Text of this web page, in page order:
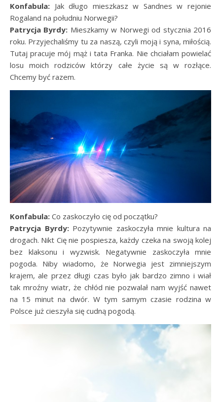
Konfabula: Jak długo mieszkasz w Sandnes w rejonie
Rogaland na południu Norwegii?
Patrycja Byrdy: Mieszkamy w Norwegi od stycznia 2016
roku. Przyjechaliśmy tu za naszą, czyli moją i syna, miłością.
Tutaj pracuje mój mąż i tata Franka. Nie chciałam powielać
losu moich rodziców którzy całe życie są w rozłące.
Chcemy być razem.
Konfabula: Co zaskoczyło cię od początku?
Patrycja Byrdy:Pozytywnie zaskoczyła mnie kultura na
drogach. Nikt Cię nie pospiesza, każdy czeka na swoją kolej
bez klaksonu i wyzwisk. Negatywnie zaskoczyła mnie
pogoda. Niby wiadomo, że Norwegia jest zimniejszym
krajem, ale przez długi czas było jak bardzo zimno i wiał
tak mroźny wiatr, że chłód nie pozwalał nam wyjść nawet
na 15 minut na dwór. W tym samym czasie rodzina w
Polsce już cieszyła się cudną pogodą.